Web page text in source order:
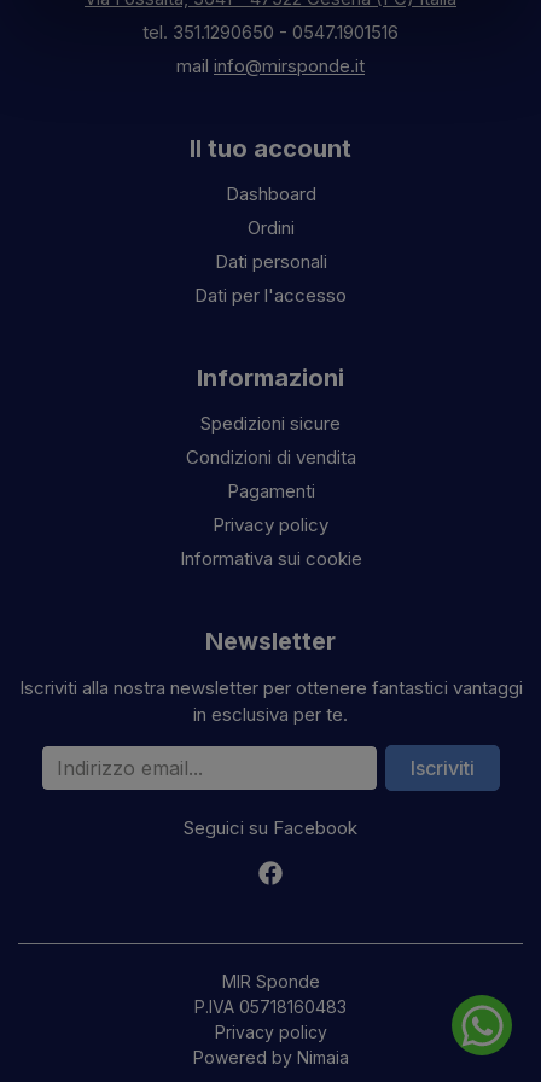
tel. 351.1290650 - 0547.1901516
mail info@mirsponde.it
Il tuo account
Dashboard
Ordini
Dati personali
Dati per l'accesso
Informazioni
Spedizioni sicure
Condizioni di vendita
Pagamenti
Privacy policy
Informativa sui cookie
Newsletter
Iscriviti alla nostra newsletter per ottenere fantastici vantaggi
in esclusiva per te.
Indirizzo email Iscriviti
Seguici su Facebook
MIR Sponde
P.IVA 05718160483
Privacy policy
Powered by Nimaia